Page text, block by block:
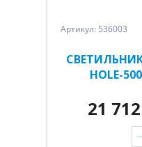
Артикул: 536003
СВЕТИЛЬНИК
HOLE-
21